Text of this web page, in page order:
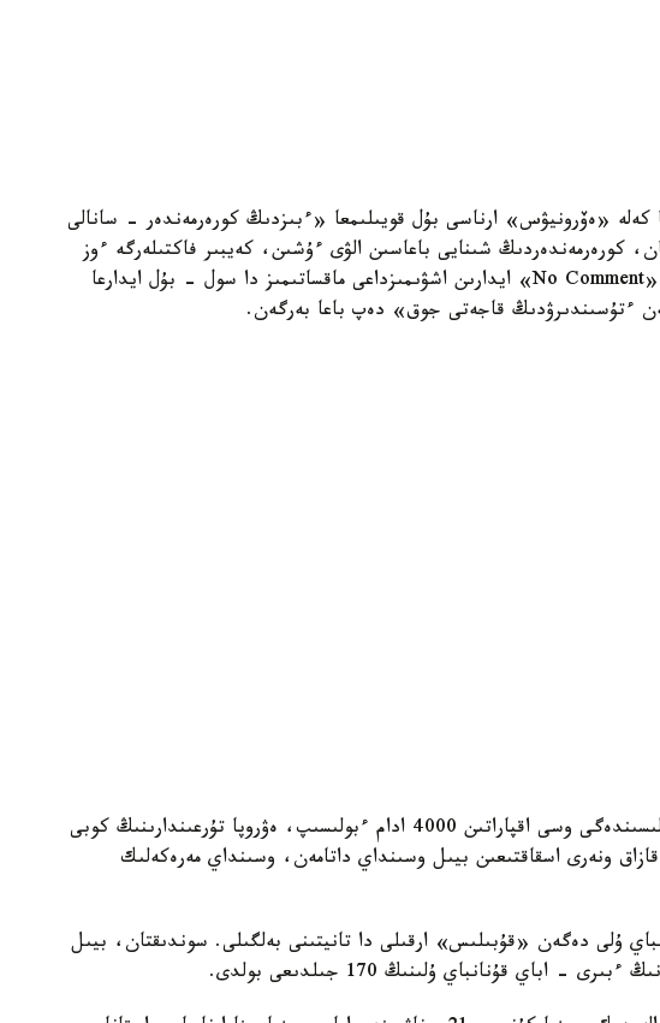
كەلە «ەۆرونيۋس» ارناسى بۇل قويىلىمعا «ءبىزدىڭ كورەرمەندەر - سانالى
كورەرمەندەردىڭ شىنايى باعاسىن الۋى ءۇشىن، كەيبىر فاكتىلەرگە ءوز
كوزقاراسىمىزدى قوسپاي، ۇسىنامىز. «No Comment» ايدارىن اشۋىمىزداعى ماقساتىمىز دا سول - بۇل ايدارعا
ءتۇسىندىرۋدىڭ قاجەتى جوق» دەپ باعا بەرگەن.
ال، ارنانىڭ فەيسبۋك الەۋمەتتىك جەلىسىندەگى وسى اقپاراتىن 4000 ادام ءبولىسىپ، ەۋروپا تۇرعىندارىنىڭ كوبى
ونەرى اسقاقتىعىن بيىل وسىنداي داتامەن، وسىنداي مەرەكەلىك
ۇلى دەگەن «قۇبىلىس» ارقىلى دا تانيتىنى بەلگىلى. سوندىقتان، بيىل
- اباي قۇنانباي ۇلىنىڭ 170 جىلدىعى بولدى.